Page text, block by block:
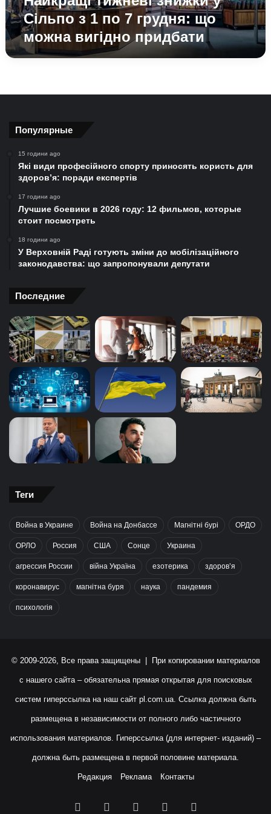
що
можна
вигідно
придбати
Сільпо з 1 по 7 грудня: що
можна вигідно придбати
Популярные
15 години ago
Які види професійного спорту приносять користь для
здоров’я: поради експертів
17 години ago
Лучшие боевики в 2026 году: 12 фильмов, которые
стоит посмотреть
18 години ago
У Верховній Раді готують зміни до мобілізаційного
законодавства: що запропонували депутати
Последние
Теги
Война в Украине Война на Донбассе Магнітні бурі ОРДО
ОРЛО Россия США Сонце Украина
агрессия России війна Україна езотерика здоров’я
коронавирус магнітна буря наука пандемия
психологія
© 2009-2026, Все права защищены | При копировании материалов
с нашего сайта – обязательна прямая открытая для поисковых
систем гиперссылка на наш сайт pl.com.ua. Ссылка должна быть
размещена в независимости от полного либо частичного
использования материалов. Гиперссылка (для интернет- изданий) –
должна быть размещена в первой половине материала.
Редакция Реклама Контакты
Facebook YouTubeInstagram